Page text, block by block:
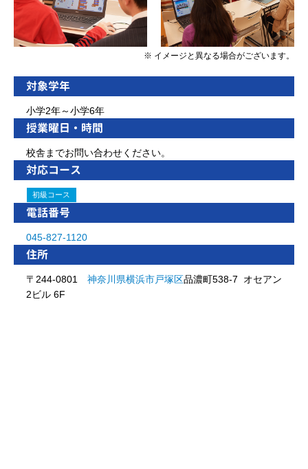
※ イメージと異なる場合がございます。
対象学年
小学2年～小学6年
授業曜日・時間
校舎までお問い合わせください。
対応コース
初級コース
電話番号
045-827-1120
住所
〒244-0801 神奈川県横浜市戸塚区品濃町538-7 オセアン
2ビル 6F